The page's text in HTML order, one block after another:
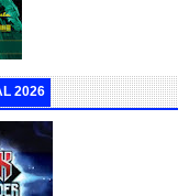
2026